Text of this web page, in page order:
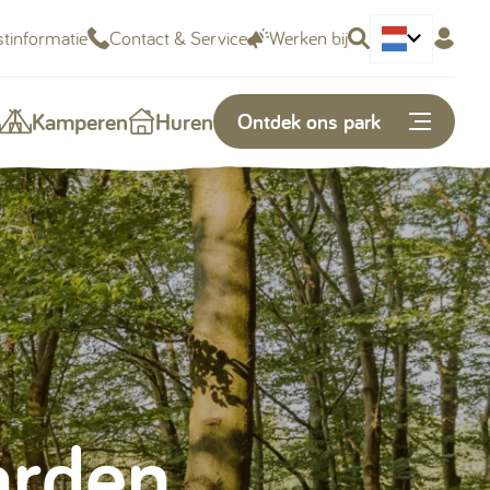
Contact & Service Werken bij Deutsch
Kamperen Huren Ontdek ons park
Of snel naar...
Plattegrond
Openingstijden
Vacatures
Kunnen we je helpen?